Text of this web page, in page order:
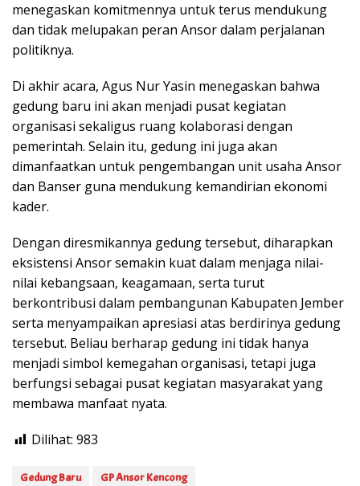
menegaskan komitmennya untuk terus mendukung
dan tidak melupakan peran Ansor dalam perjalanan
politiknya.
Di akhir acara, Agus Nur Yasin menegaskan bahwa
gedung baru ini akan menjadi pusat kegiatan
organisasi sekaligus ruang kolaborasi dengan
pemerintah. Selain itu, gedung ini juga akan
dimanfaatkan untuk pengembangan unit usaha Ansor
dan Banser guna mendukung kemandirian ekonomi
kader.
Dengan diresmikannya gedung tersebut, diharapkan
eksistensi Ansor semakin kuat dalam menjaga nilai-
nilai kebangsaan, keagamaan, serta turut
berkontribusi dalam pembangunan Kabupaten Jember
serta menyampaikan apresiasi atas berdirinya gedung
tersebut. Beliau berharap gedung ini tidak hanya
menjadi simbol kemegahan organisasi, tetapi juga
berfungsi sebagai pusat kegiatan masyarakat yang
membawa manfaat nyata.
Dilihat: 983
Gedung Baru GP Ansor Kencong